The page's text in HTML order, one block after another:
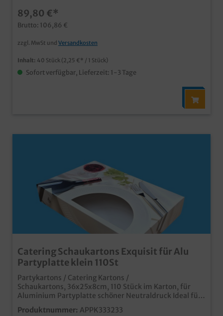
89,80 €*
Brutto: 106,86 €
zzgl. MwSt und Versandkosten
Inhalt: 40 Stück (2,25 €* / 1 Stück)
Sofort verfügbar, Lieferzeit: 1-3 Tage
Catering Schaukartons Exquisit für Alu
Partyplatte klein 110St
Partykartons / Catering Kartons /
Schaukartons, 36x25x8cm, 110 Stück im Karton, für
Aluminium Partyplatte schöner Neutraldruck Ideal für
Partyservice, Catering und Plattenservice auch
individuell bedruckbar passende Partyplatten separat
Produktnummer: APPK333233